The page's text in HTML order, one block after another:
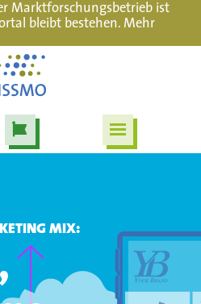
Marktforschungsbetrieb ist
bleibt bestehen. Mehr
MIX: